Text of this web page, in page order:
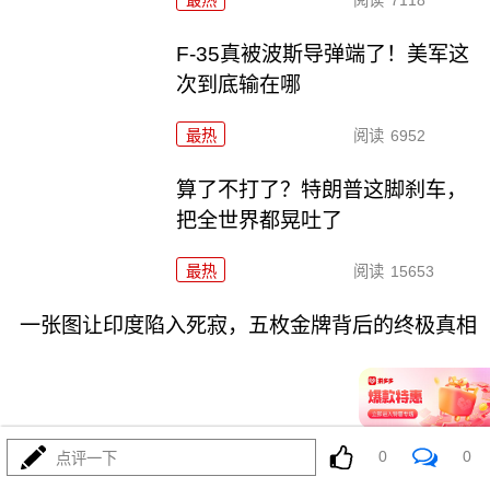
F-35真被波斯导弹端了！美军这
次到底输在哪
最热 阅读 6952
算了不打了？特朗普这脚刹车，
把全世界都晃吐了
最热 阅读 15653
一张图让印度陷入死寂，五枚金牌背后的终极真相
最热 阅读 10890 08-03
点评一下 0 0